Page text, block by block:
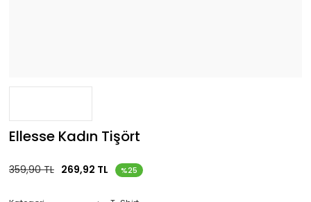
Ellesse Kadın Tişört
359,90 TL 269,92 TL %25